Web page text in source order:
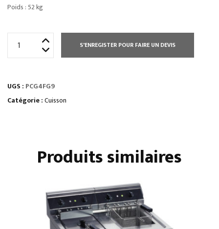
Poids : 52 kg
2
FEUX
S'ENREGISTER POUR FAIRE UN DEVIS
UGS : PCG4FG9
Catégorie :Cuisson
Produits similaires